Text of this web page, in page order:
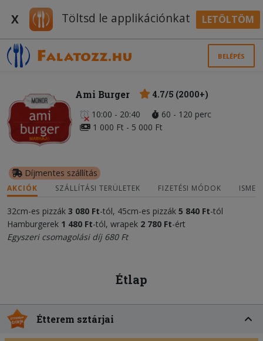
X Töltsd le applikációnkat LETÖLTÖM
BELÉPÉS
Ami Burger
4.7/5 (2000+)
10:00 - 20:40
60 - 120 perc
1 000 Ft - 5 000 Ft
Díjmentes szállítás
AKCIÓK SZÁLLÍTÁSI TERÜLETEK FIZETÉSI MÓDOK
32cm-es pizzák 3 080 Ft-tól, 45cm-es pizzák 5 840 Ft-tól
Hamburgerek 1 480 Ft-tól, wrapek 2 780 Ft-ért
Egyszeri csomagolási díj 680 Ft
Étlap
Étterem sztárjai